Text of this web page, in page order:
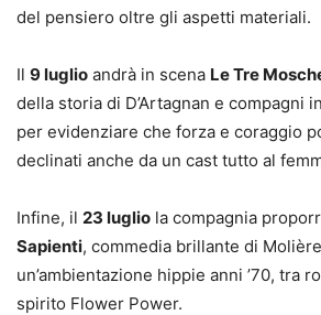
del pensiero oltre gli aspetti materiali.
Il 9 luglio andrà in scena Le Tre
della storia di D’Artagnan e compagni
per evidenziare che forza e coraggio
declinati anche da un cast tutto al
Infine, il 23 luglio la compagnia
Sapienti, commedia brillante di
un’ambientazione hippie anni ’70, tra
spirito Flower Power.